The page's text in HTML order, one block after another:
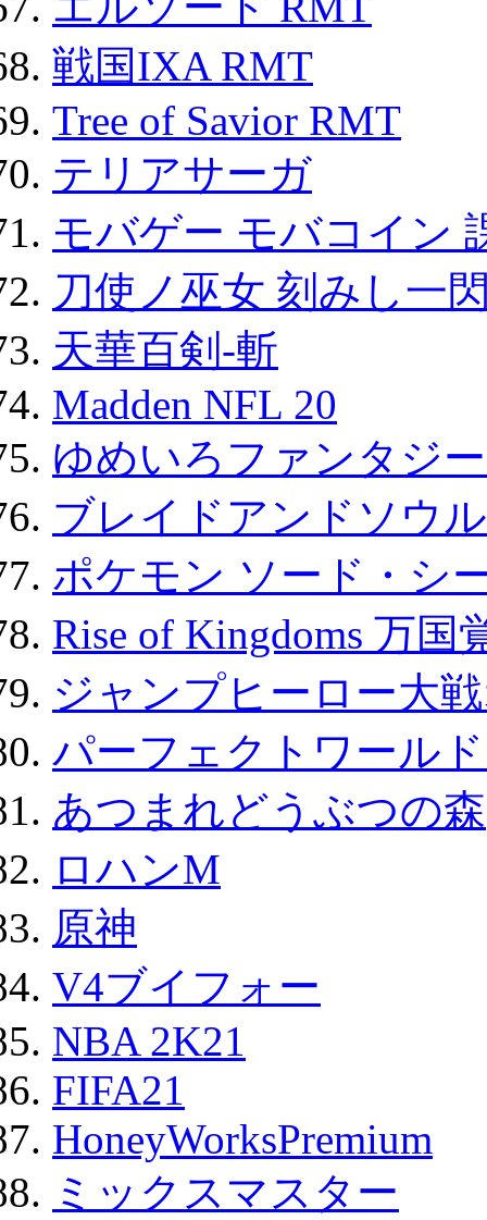
戦国IXA RMT
Tree of Savior RMT
テリアサーガ
モバゲー モバコイン
刀使ノ巫女 刻みし一
天華百剣-斬
Madden NFL 20
ゆめいろファンタジ
ブレイドアンドソウ
ポケモン ソード・シ
Rise of Kingdoms 万
ジャンプヒーロー大
パーフェクトワール
あつまれどうぶつの森
ロハンM
原神
V4ブイフォー
NBA 2K21
FIFA21
HoneyWorksPremium
ミックスマスター